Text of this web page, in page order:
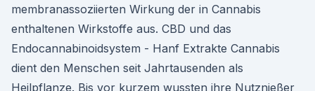
membranassoziierten Wirkung der in Cannabis
enthaltenen Wirkstoffe aus. CBD und das
Endocannabinoidsystem - Hanf Extrakte Cannabis
dient den Menschen seit Jahrtausenden als
Heilpflanze. Bis vor kurzem wussten ihre Nutznießer